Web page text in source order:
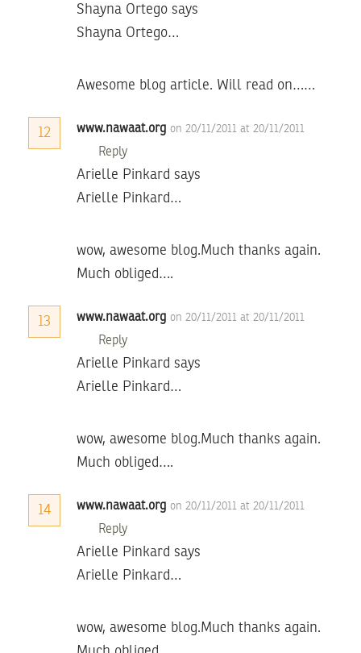
Shayna Ortego says
Shayna Ortego…
Awesome blog article. Will read on……
12 www.nawaat.org on 20/11/2011 at 20/11/2011
Reply
Arielle Pinkard says
Arielle Pinkard…
wow, awesome blog.Much thanks again.
Much obliged….
13 www.nawaat.org on 20/11/2011 at 20/11/2011
Reply
Arielle Pinkard says
Arielle Pinkard…
wow, awesome blog.Much thanks again.
Much obliged….
14 www.nawaat.org on 20/11/2011 at 20/11/2011
Reply
Arielle Pinkard says
Arielle Pinkard…
wow, awesome blog.Much thanks again.